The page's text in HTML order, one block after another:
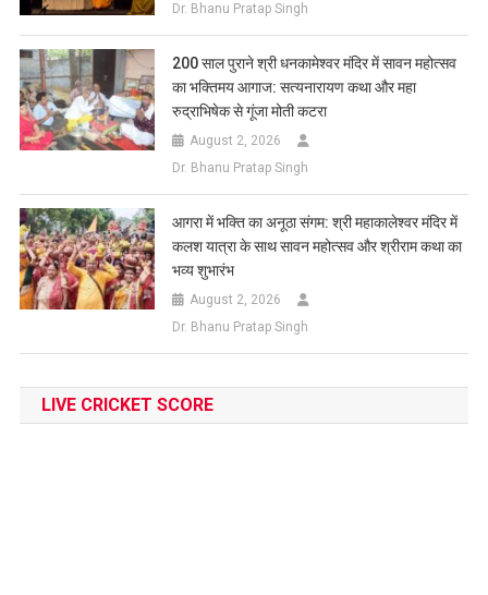
Dr. Bhanu Pratap Singh
200 साल पुराने श्री धनकामेश्वर मंदिर में सावन महोत्सव
का भक्तिमय आगाज: सत्यनारायण कथा और महा
रुद्राभिषेक से गूंजा मोती कटरा
August 2, 2026
Dr. Bhanu Pratap Singh
आगरा में भक्ति का अनूठा संगम: श्री महाकालेश्वर मंदिर में
कलश यात्रा के साथ सावन महोत्सव और श्रीराम कथा का
भव्य शुभारंभ
August 2, 2026
Dr. Bhanu Pratap Singh
LIVE CRICKET SCORE